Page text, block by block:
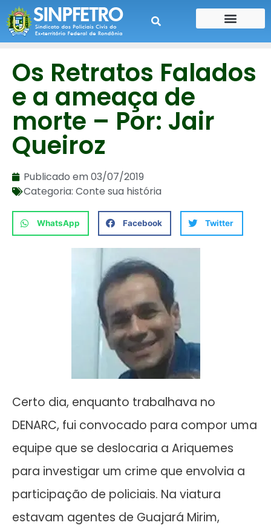
Os Retratos Falados
e a ameaça de
morte – Por: Jair
Queiroz
Publicado em03/07/2019
Categoria: Conte sua história
WhatsApp Facebook Twitter
Certo dia, enquanto trabalhava no
DENARC, fui convocado para compor uma
equipe que se deslocaria a Ariquemes
para investigar um crime que envolvia a
participação de policiais. Na viatura
estavam agentes de Guajará Mirim,